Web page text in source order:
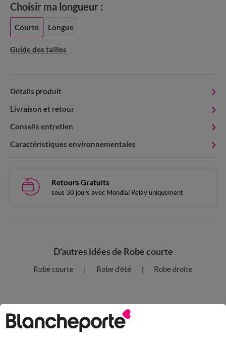
Guide des tailles
Choisir ma longueur :
Courte Longue
Détails produit
Livraison et retour
Conseils entretien
Caractéristiques environnementales
Retours Gratuits
sous 30 jours avec Mondial Relay uniquement
D'autres idées de Robe courte
Robe courte Robe d'été Robe droite
Paiement 100% sécurisé
Payez plus tard ou en plusieurs fois